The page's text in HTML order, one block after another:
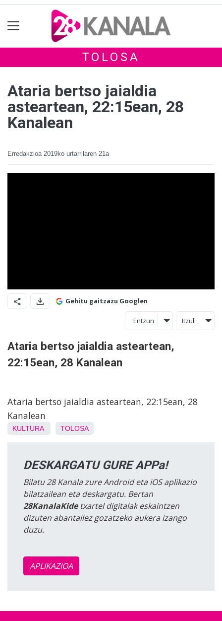
TOLOSA
Ataria bertso jaialdia
asteartean, 22:15ean, 28
Kanalean
Erredakzioa 2019ko urtarrilaren 21a
Gehitu gaitzazu Googlen
Entzun Itzuli
Ataria bertso jaialdia asteartean,
22:15ean, 28 Kanalean
Ataria bertso jaialdia asteartean, 22:15ean, 28
Kanalean
KULTURA TOLOSA
DESKARGATU GURE APPa!
Bilatu 28 Kanala zure Android eta iOS aplikazio
bilatzailean eta deskargatu. Bertan
28KanalaKidetxartel digitalak eskaintzen
dizuten abantailez gozatzeko aukera izango
duzu.
APLIKAZIOA